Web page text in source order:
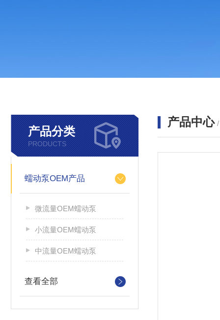
产品分类
PRODUCTS
蠕动泵OEM产品
微流量OEM蠕动泵
小流量OEM蠕动泵
中流量OEM蠕动泵
查看全部
产品中心